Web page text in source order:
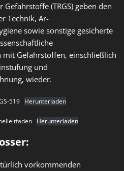
Gefahrstoffe (TRGS) geben den
Technik, Ar-
sowie sonstige gesicherte
mit Gefahrstoffen, einschließlich
und
wieder.
519 Herunterladen
Herunterladen
vorkommenden